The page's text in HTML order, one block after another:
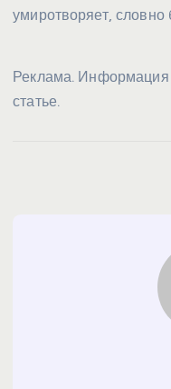
умиротворяет, словно
Реклама. Информация
статье.